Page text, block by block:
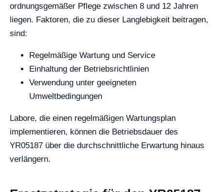
ordnungsgemäßer Pflege zwischen 8 und 12 Jahren
liegen. Faktoren, die zu dieser Langlebigkeit beitragen,
sind:
Regelmäßige Wartung und Service
Einhaltung der Betriebsrichtlinien
Verwendung unter geeigneten
Umweltbedingungen
Labore, die einen regelmäßigen Wartungsplan
implementieren, können die Betriebsdauer des
YR05187 über die durchschnittliche Erwartung hinaus
verlängern.